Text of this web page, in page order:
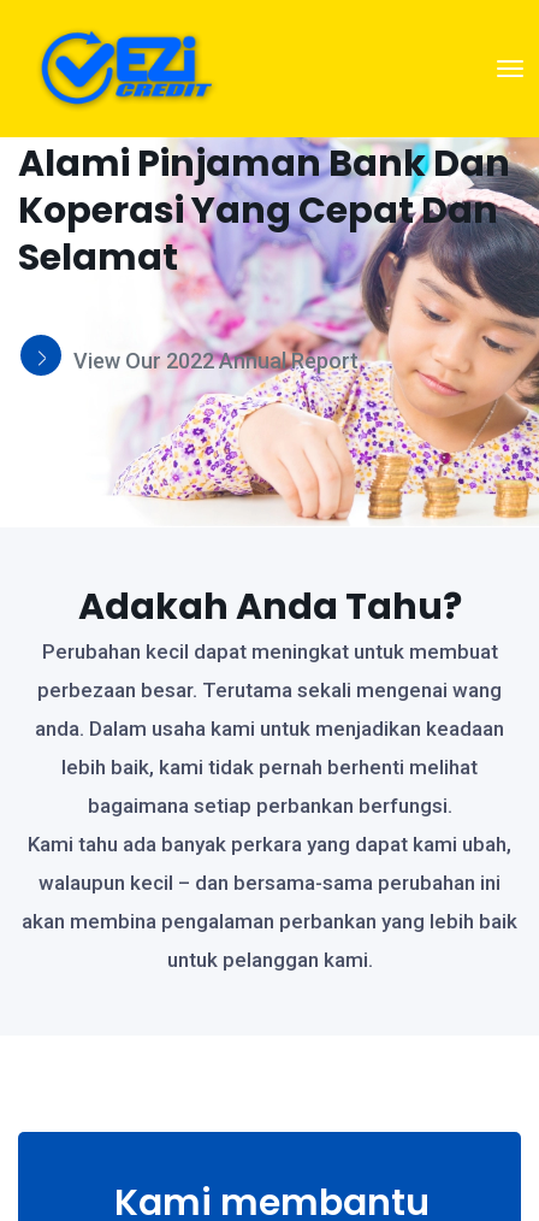
MENGENAI KAMI
Alami Pinjaman Bank Dan
Koperasi Yang Cepat Dan
Selamat
View Our 2022 Annual Report
Adakah Anda Tahu?​
Perubahan kecil dapat meningkat untuk membuat
perbezaan besar. Terutama sekali mengenai wang
anda. Dalam usaha kami untuk menjadikan keadaan
lebih baik, kami tidak pernah berhenti melihat
bagaimana setiap perbankan berfungsi.
Kami tahu ada banyak perkara yang dapat kami ubah,
walaupun kecil – dan bersama-sama perubahan ini
akan membina pengalaman perbankan yang lebih baik
untuk pelanggan kami.
Kami membantu